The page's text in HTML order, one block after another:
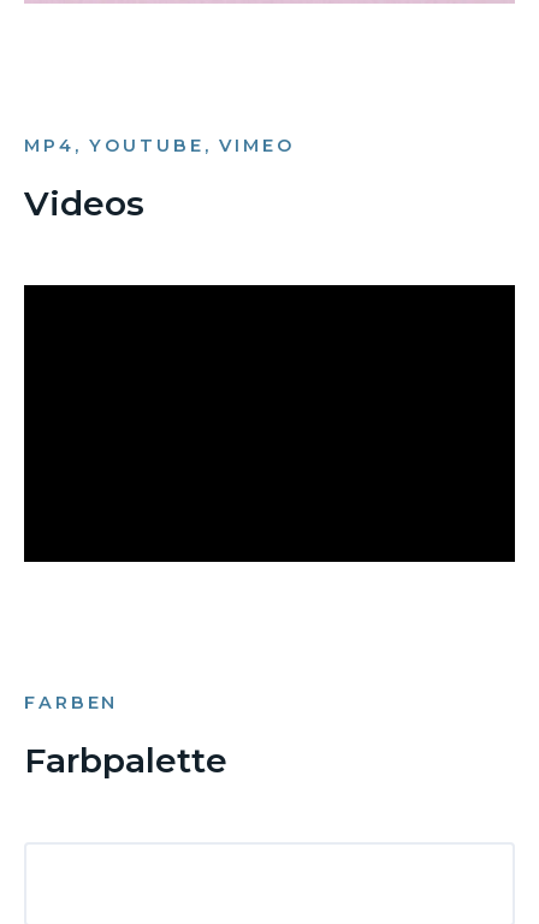
MP4, YOUTUBE, VIMEO
Videos
FARBEN
Farbpalette